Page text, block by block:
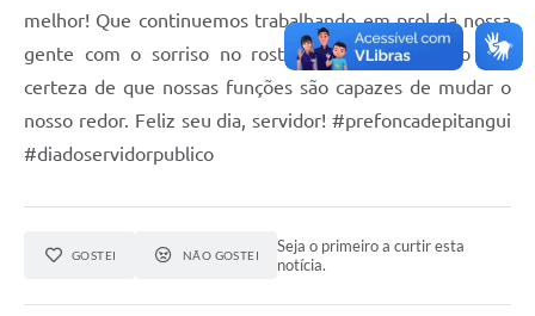
melhor! Que continuemos trabalhando em prol da nossa
gente com o sorriso no rosto, comprometimento e a
certeza de que nossas funções são capazes de mudar o
nosso redor. Feliz seu dia, servidor! #prefoncadepitangui
#diadoservidorpublico
GOSTEI NÃO GOSTEI
Seja o primeiro a curtir esta
notícia.